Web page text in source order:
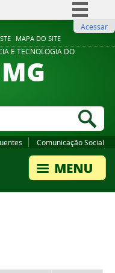
MAPA DO SITE
Comunica BR
Participe
Legislação
Acessar
E TECNOLOGIA DO
Comunicação Social